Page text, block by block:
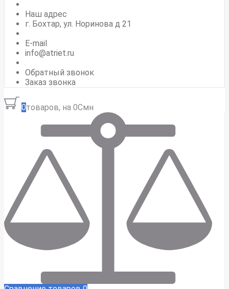
Наш адрес
г. Бохтар, ул. Норинова д 21
E-mail
info@atriet.ru
Обратный звонок
Заказ звонка
0товаров, на 0Смн